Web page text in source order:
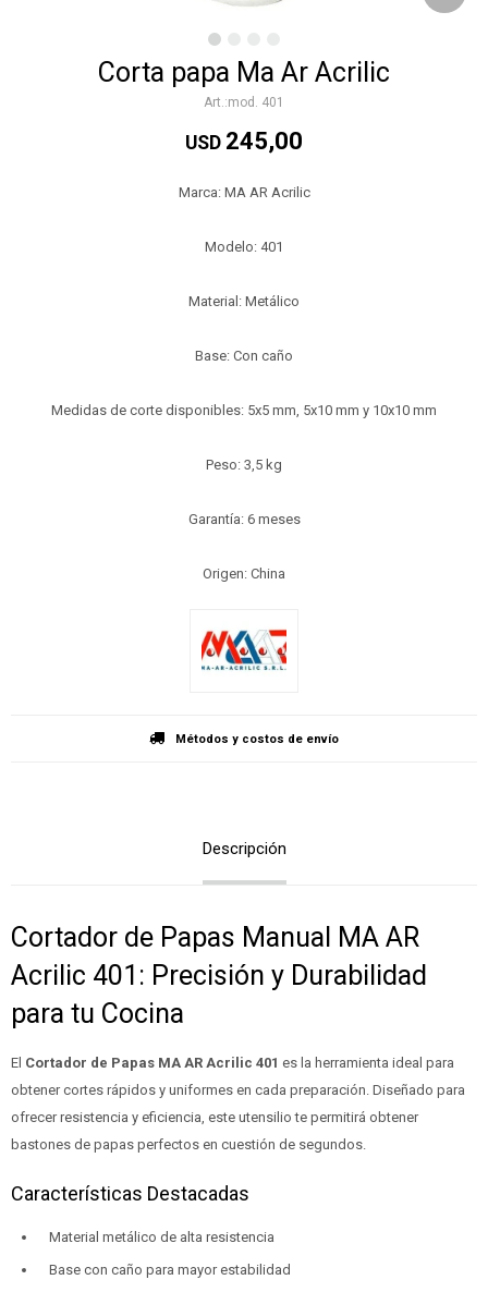
Corta papa Ma Ar Acrilic
mod. 401
USD 245,00
Marca: MA AR Acrilic
Modelo: 401
Material: Metálico
Base: Con caño
Medidas de corte disponibles: 5x5 mm, 5x10 mm y 10x10 mm
Peso: 3,5 kg
Garantía: 6 meses
Origen: China
Métodos y costos de envío
Descripción
Cortador de Papas Manual MA AR
Acrilic 401: Precisión y Durabilidad
para tu Cocina
El Cortador de Papas MA AR Acrilic 401 es la herramienta ideal para
obtener cortes rápidos y uniformes en cada preparación. Diseñado para
ofrecer resistencia y eficiencia, este utensilio te permitirá obtener
bastones de papas perfectos en cuestión de segundos.
Características Destacadas
Material metálico de alta resistencia
Base con caño para mayor estabilidad